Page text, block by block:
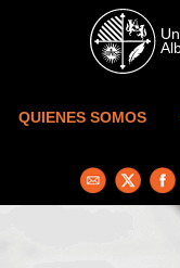
Skip to main content
QUIENES SOMOS